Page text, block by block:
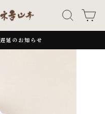
キーワ
延のお知らせ